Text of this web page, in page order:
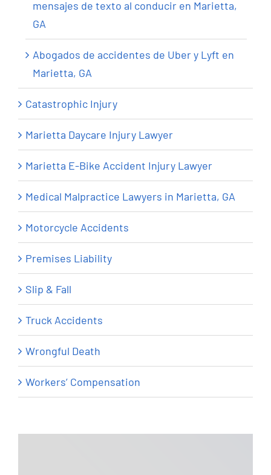
mensajes de texto al conducir en Marietta,
GA
Abogados de accidentes de Uber y Lyft en
Marietta, GA
Catastrophic Injury
Marietta Daycare Injury Lawyer
Marietta E-Bike Accident Injury Lawyer
Medical Malpractice Lawyers in Marietta, GA
Motorcycle Accidents
Premises Liability
Slip & Fall
Truck Accidents
Wrongful Death
Workers’ Compensation